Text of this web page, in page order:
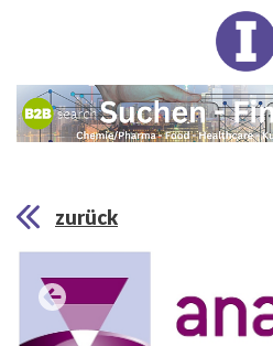
zurück